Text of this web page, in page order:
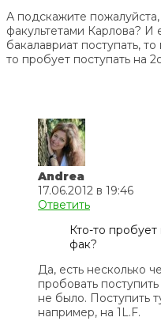
А подскажите
факультетами Карлова? И
бакалавриат поступать,
то пробует поступать на
Andrea
17.06.2012 в 19:46
Ответить
Кто-то пробует
фак?
Да, есть несколько
пробовать
не было. Поступить
например, на 1L.F.